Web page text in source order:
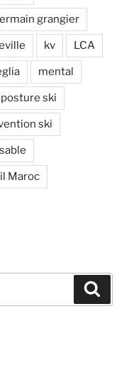
grangier
kv LCA
mental
posture ski
ski
sable
Maroc